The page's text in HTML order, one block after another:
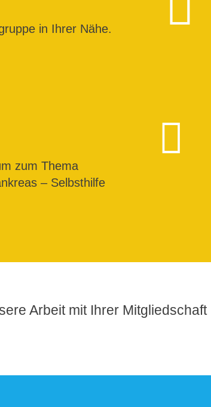
in Ihrer Nähe.
zum Thema
– Selbsthilfe
Arbeit mit Ihrer Mitgliedschaft